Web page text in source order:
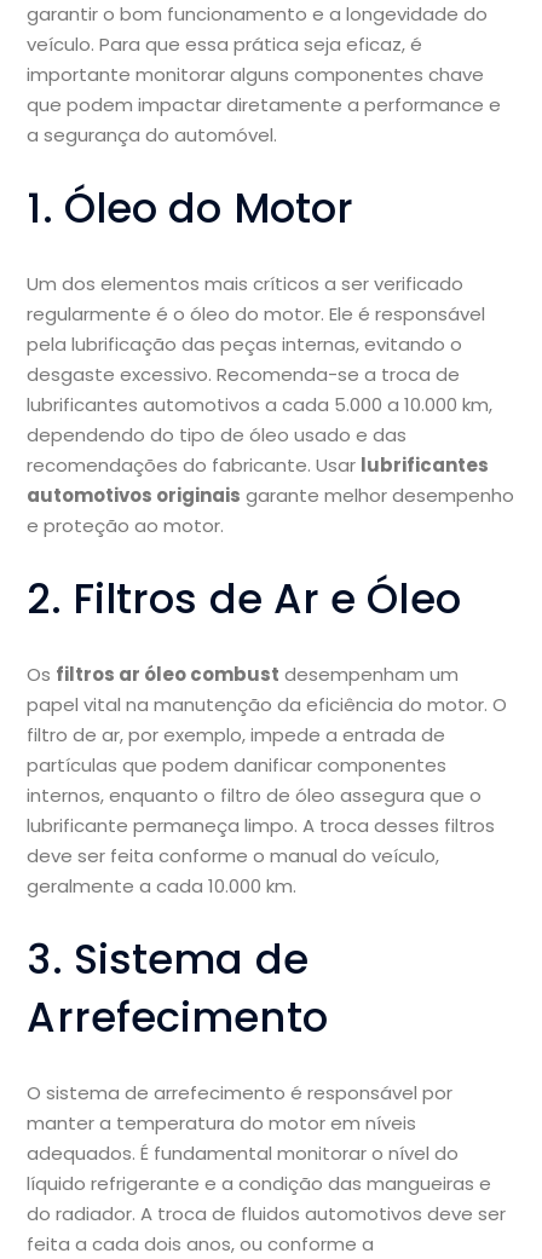
garantir o bom funcionamento e a longevidade do
veículo. Para que essa prática seja eficaz, é
importante monitorar alguns componentes chave
que podem impactar diretamente a performance e
a segurança do automóvel.
1. Óleo do Motor
Um dos elementos mais críticos a ser verificado
regularmente é o óleo do motor. Ele é responsável
pela lubrificação das peças internas, evitando o
desgaste excessivo. Recomenda-se a troca de
lubrificantes automotivos a cada 5.000 a 10.000 km,
dependendo do tipo de óleo usado e das
recomendações do fabricante. Usar lubrificantes
automotivos originais garante melhor desempenho
e proteção ao motor.
2. Filtros de Ar e Óleo
Os filtros ar óleo combust desempenham um
papel vital na manutenção da eficiência do motor. O
filtro de ar, por exemplo, impede a entrada de
partículas que podem danificar componentes
internos, enquanto o filtro de óleo assegura que o
lubrificante permaneça limpo. A troca desses filtros
deve ser feita conforme o manual do veículo,
geralmente a cada 10.000 km.
3. Sistema de
Arrefecimento
O sistema de arrefecimento é responsável por
manter a temperatura do motor em níveis
adequados. É fundamental monitorar o nível do
líquido refrigerante e a condição das mangueiras e
do radiador. A troca de fluidos automotivos deve ser
feita a cada dois anos, ou conforme a